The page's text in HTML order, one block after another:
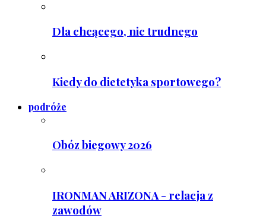
Dla chcącego, nic trudnego
Kiedy do dietetyka sportowego?
podróże
Obóz biegowy 2026
IRONMAN ARIZONA - relacja z
zawodów